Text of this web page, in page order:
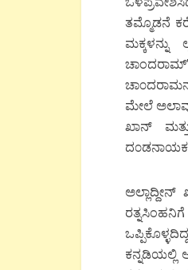
ತಮ್ಮೊಡನೆ
ಮೇಲೆ
ಖಾನ್
ಕನ್ನಡಿಯಲ್ಲಿ